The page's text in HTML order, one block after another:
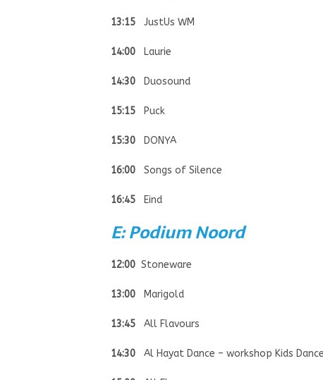
13:15 JustUs WM
14:00 Laurie
14:30 Duosound
15:15 Puck
15:30 DONYA
16:00 Songs of Silence
16:45 Eind
E: Podium Noord
12:00 Stoneware
13:00 Marigold
13:45 All Flavours
14:30 Al Hayat Dance – workshop Kids